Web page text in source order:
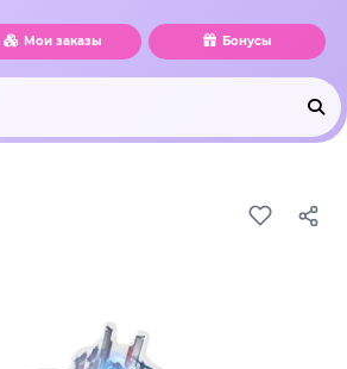
Мои заказы Бонусы